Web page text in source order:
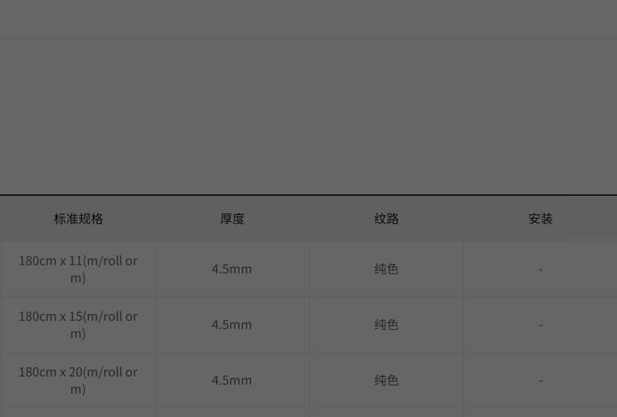
标准规格 厚度 纹路 安装
180cm x 11(m/roll or
m)
4.5mm 纯色 -
180cm x 15(m/roll or
m)
4.5mm 纯色 -
180cm x 20(m/roll or
m)
4.5mm 纯色 -